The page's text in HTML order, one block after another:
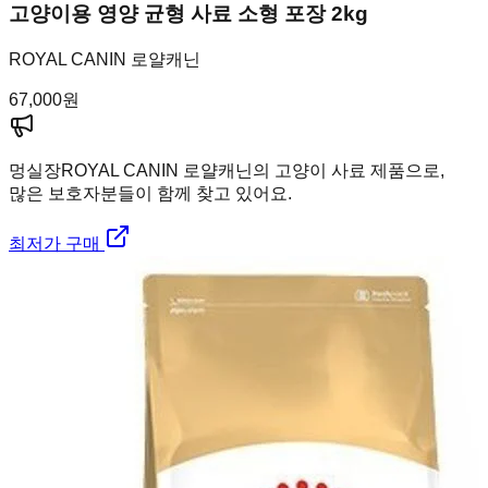
고양이용 영양 균형 사료 소형 포장 2kg
ROYAL CANIN 로얄캐닌
67,000원
멍실장ROYAL CANIN 로얄캐닌의 고양이 사료 제품으로,
많은 보호자분들이 함께 찾고 있어요.
최저가 구매